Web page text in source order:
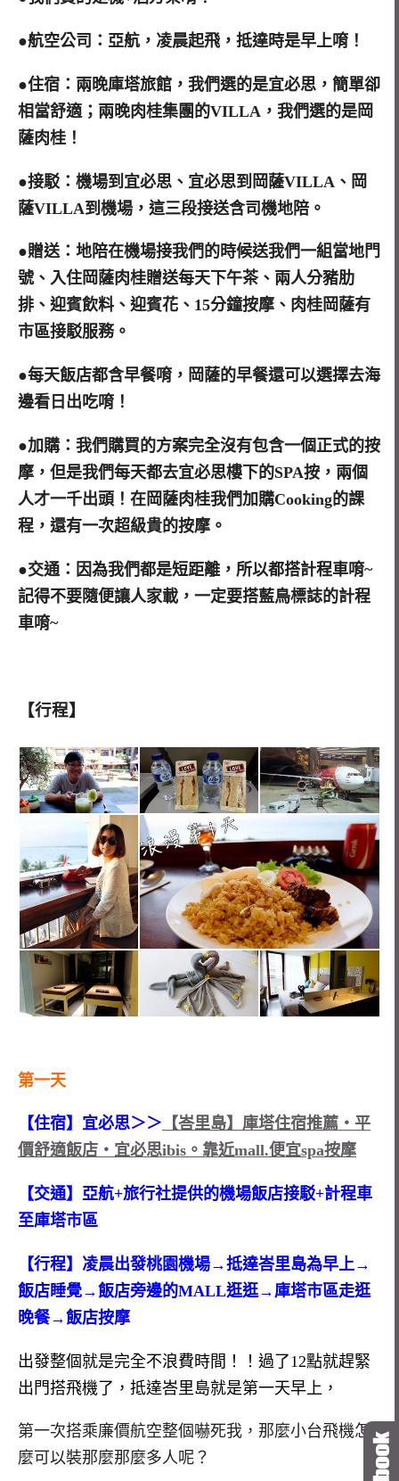
●航空公司：亞航，凌晨起飛，抵達時是早上唷！
●住宿：兩晚庫塔旅館，我們選的是宜必思，簡單卻
相當舒適；兩晚肉桂集團的VILLA，我們選的是岡
薩肉桂！
●接駁：機場到宜必思、宜必思到岡薩VILLA、岡
薩VILLA到機場，這三段接送含司機地陪。
●贈送：地陪在機場接我們的時候送我們一組當地門
號、入住岡薩肉桂贈送每天下午茶、兩人分豬肋
排、迎賓飲料、迎賓花、15分鐘按摩、肉桂岡薩有
市區接駁服務。
●每天飯店都含早餐唷，岡薩的早餐還可以選擇去海
邊看日出吃唷！
●加購：我們購買的方案完全沒有包含一個正式的按
摩，但是我們每天都去宜必思樓下的SPA按，兩個
人才一千出頭！在岡薩肉桂我們加購Cooking的課
程，還有一次超級貴的按摩。
●交通：因為我們都是短距離，所以都搭計程車唷~
記得不要隨便讓人家載，一定要搭藍鳥標誌的計程
車唷~
【行程】
第一天
【住宿】宜必思＞＞ 【峇里島】庫塔住宿推薦‧平
價舒適飯店‧宜必思ibis。靠近mall.便宜spa按摩
【交通】亞航+旅行社提供的機場飯店接駁+計程車
至庫塔市區
【行程】凌晨出發桃園機場→抵達峇里島為早上→
飯店睡覺→飯店旁邊的MALL逛逛→庫塔市區走逛
晚餐→飯店按摩
出發整個就是完全不浪費時間！！過了12點就趕緊
出門搭飛機了，抵達峇里島就是第一天早上，
第一次搭乘廉價航空整個嚇死我，那麼小台飛機怎
麼可以裝那麼那麼多人呢？